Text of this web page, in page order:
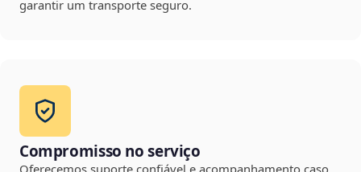
garantir um transporte seguro.
Compromisso no serviço